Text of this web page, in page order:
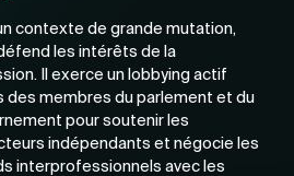
contexte de grande mutation,
défend les intérêts de la
Il exerce un lobbying actif
des membres du parlement et du
pour soutenir les
indépendants et négocie les
interprofessionnels avec les